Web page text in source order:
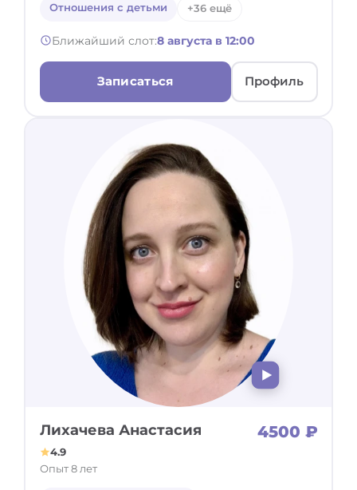
Отношения с детьми
+36 ещё
Ближайший слот:8 августа в 12:00
Записаться Профиль
Лихачева Анастасия 4500 ₽
4.9
Опыт 8 лет